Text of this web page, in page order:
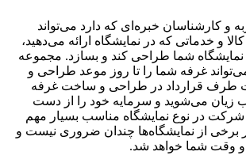
و کارشناسان خبره‌ای که دارد می‌تواند
و خدماتی که در نمایشگاه ارائه می‌دهید،
نمایشگاه شما طراحی کند و بسازد. مجموعه
غرفه شما را تا روز موعد طراحی و
طرف قرارداد در طراحی و ساخت غرفه
زیان می‌شوید و سرمایه خود را از دست
شرکت در نوع نمایشگاه مناسب بسیار مهم
از نمایشگاه‌ها چندان ضروری نیست و
و وقت شما خواهد شد.